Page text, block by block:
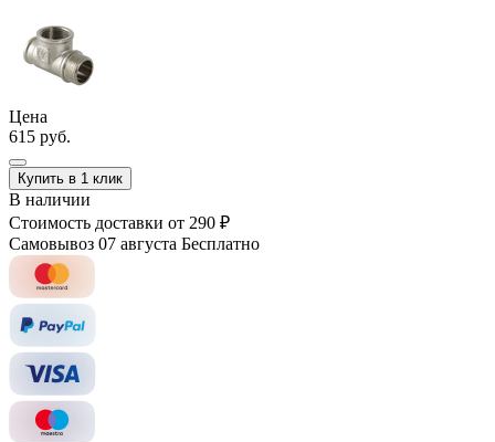
Цена
615 руб.
Купить в 1 клик
В наличии
Стоимость доставки от 290 ₽
Самовывоз 07 августа Бесплатно